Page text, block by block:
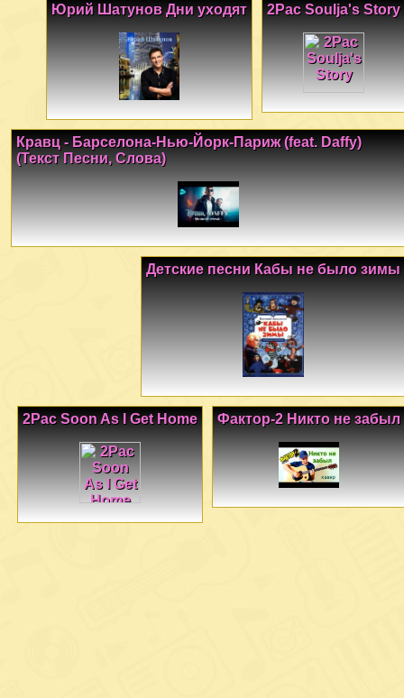
2Pac Soulja's Story
Юрий Шатунов Дни уходят
Кравц - Барселона-Нью-Йорк-Париж (feat. Daffy)
(Текст Песни, Слова)
Детские песни Кабы не было зимы
Фактор-2 Никто не забыл
2Pac Soon As I Get Home